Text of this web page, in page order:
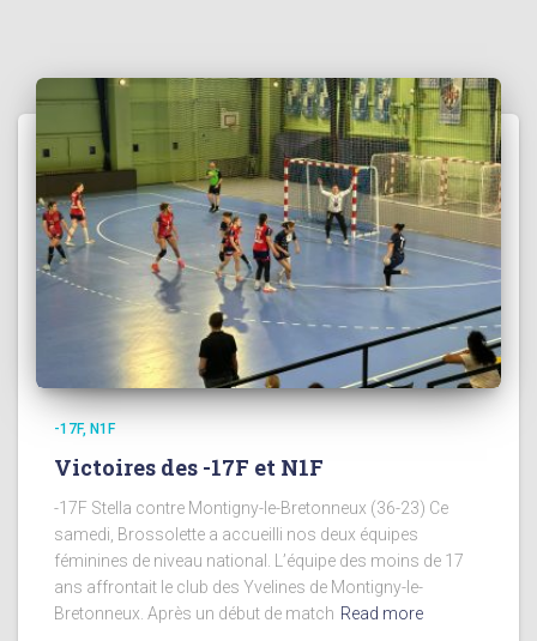
-17F N1F
Victoires des -17F et N1F
-17F Stella contre Montigny-le-Bretonneux (36-23) Ce
samedi, Brossolette a accueilli nos deux équipes
féminines de niveau national. L’équipe des moins de 17
ans affrontait le club des Yvelines de Montigny-le-
Bretonneux. Après un début de match Read more